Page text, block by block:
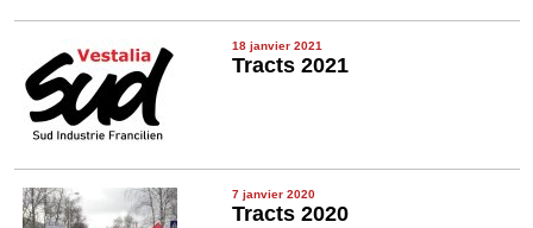
18 janvier 2021
Tracts 2021
7 janvier 2020
Tracts 2020